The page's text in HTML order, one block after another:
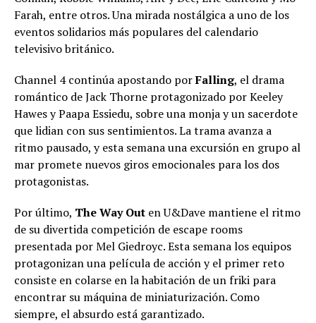
Farah, entre otros. Una mirada nostálgica a uno de los
eventos solidarios más populares del calendario
televisivo británico.
Channel 4 continúa apostando porFalling, el drama
romántico de Jack Thorne protagonizado por Keeley
Hawes y Paapa Essiedu, sobre una monja y un sacerdote
que lidian con sus sentimientos. La trama avanza a
ritmo pausado, y esta semana una excursión en grupo al
mar promete nuevos giros emocionales para los dos
protagonistas.
Por último, The Way Out en U&Dave mantiene el ritmo
de su divertida competición de escape rooms
presentada por Mel Giedroyc. Esta semana los equipos
protagonizan una película de acción y el primer reto
consiste en colarse en la habitación de un friki para
encontrar su máquina de miniaturización. Como
siempre, el absurdo está garantizado.